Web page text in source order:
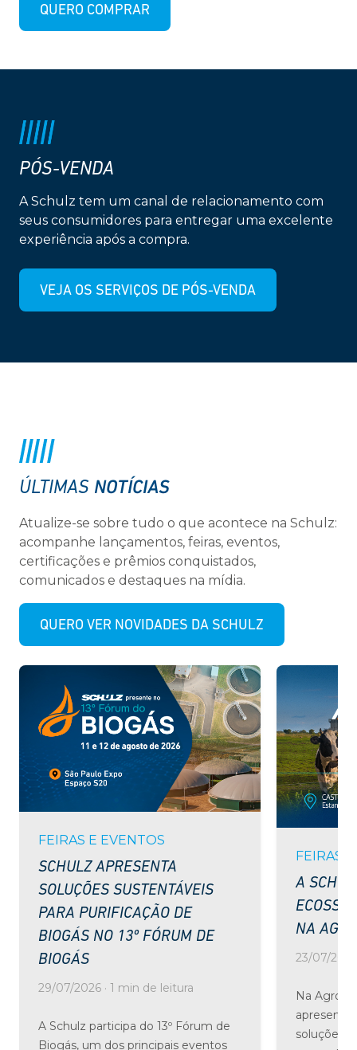
QUERO COMPRAR
PÓS-VENDA
A Schulz tem um canal de relacionamento com
seus consumidores para entregar uma excelente
experiência após a compra.
VEJA OS SERVIÇOS DE PÓS-VENDA
ÚLTIMAS NOTÍCIAS
Atualize-se sobre tudo o que acontece na Schulz:
acompanhe lançamentos, feiras, eventos,
certificações e prêmios conquistados,
comunicados e destaques na mídia.
QUERO VER NOVIDADES DA SCHULZ
FEIRAS E EVENTOS
SCHULZ APRESENTA
SOLUÇÕES SUSTENTÁVEIS
PARA PURIFICAÇÃO DE
BIOGÁS NO 13º FÓRUM DE
BIOGÁS
29/07/2026 · 1 min de leitura
A Schulz participa do 13º Fórum de
Biogás, um dos principais eventos
FEIRAS
A
NA
23/07/
Na
soluções